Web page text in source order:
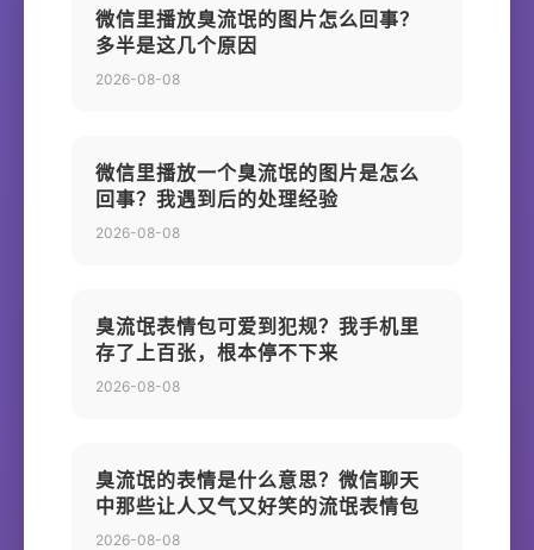
微信里播放臭流氓的图片怎么回事？
多半是这几个原因
2026-08-08
微信里播放一个臭流氓的图片是怎么
回事？我遇到后的处理经验
2026-08-08
臭流氓表情包可爱到犯规？我手机里
存了上百张，根本停不下来
2026-08-08
臭流氓的表情是什么意思？微信聊天
中那些让人又气又好笑的流氓表情包
2026-08-08